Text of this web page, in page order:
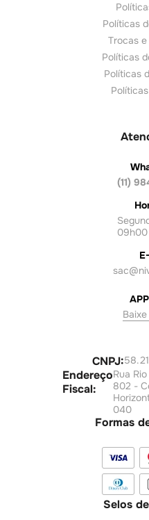
Políticas
Trocas
Políticas
Políticas
(11)
09h00
CNPJ:
Endereço
Fiscal:
Rua
802 -
040
Formas
Selos